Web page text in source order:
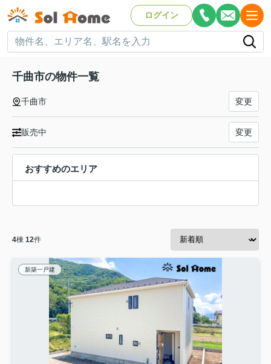
ログイン
千曲市の物件一覧
千曲市 変更
販売中 変更
おすすめのエリア
4棟 12件
新築一戸建